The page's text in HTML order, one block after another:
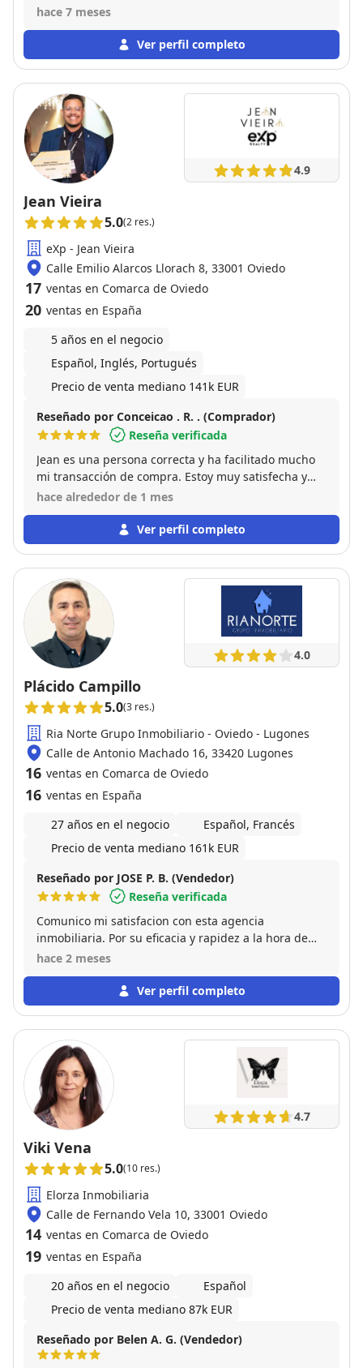
equivoque. La venta del piso se realizo con las
ocupó de todos los tramites necesarios algo que
tengo que agradecer ya que por residir en el
es que la considero una gran conocedora de su
profesión y por eso le deso mucha suerte porque se
la merece.
hace 7 meses
Ver perfil completo
4.9
Jean Vieira
5.0(2 res.)
eXp - Jean Vieira
Calle Emilio Alarcos Llorach 8, 33001 Oviedo
17 ventas en Comarca de Oviedo
20 ventas en España
5 años en el negocio
Español, Inglés, Portugués
Precio de venta mediano 141k EUR
Reseñado por Conceicao . R. . (Comprador)
Reseña verificada
Jean es una persona correcta y ha facilitado mucho
mi transacción de compra. Estoy muy satisfecha y
recomiendo a este gran profesional.
hace alrededor de 1 mes
Ver perfil completo
4.0
Plácido Campillo
5.0(3 res.)
Ria Norte Grupo Inmobiliario - Oviedo - Lugones
Calle de Antonio Machado 16, 33420 Lugones
16 ventas en Comarca de Oviedo
16 ventas en España
27 años en el negocio
Español, Francés
Precio de venta mediano 161k EUR
Reseñado por JOSE P. B. (Vendedor)
Reseña verificada
Comunico mi satisfacion con esta agencia
inmobiliaria. Por su eficacia y rapidez a la hora de
publicar y vender el piso que tenia en propiedad.
tenerme al tanto de todo en cada momento y
hacerme las cosas mas faciles. Por lo tanto
publicación de una venta.
hace 2 meses
Ver perfil completo
4.7
Viki Vena
5.0(10 res.)
Elorza Inmobiliaria
Calle de Fernando Vela 10, 33001 Oviedo
14 ventas en Comarca de Oviedo
19 ventas en España
20 años en el negocio
Español
Precio de venta mediano 87k EUR
Reseñado por Belen A. G. (Vendedor)